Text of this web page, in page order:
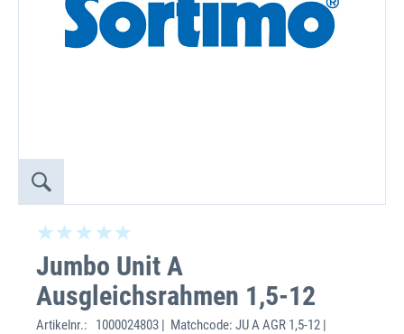
Jumbo Unit A
Ausgleichsrahmen 1,5-12
Artikelnr.:
1000024803 | Matchcode: JU A AGR 1,5-12 |